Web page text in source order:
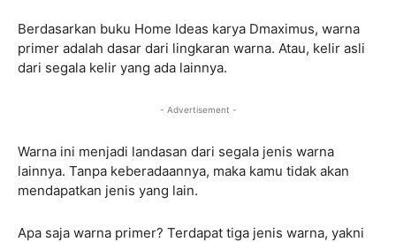
Berdasarkan buku Home Ideas karya Dmaximus, warna
primer adalah dasar dari lingkaran warna. Atau, kelir asli
dari segala kelir yang ada lainnya.
- Advertisement -
Warna ini menjadi landasan dari segala jenis warna
lainnya. Tanpa keberadaannya, maka kamu tidak akan
mendapatkan jenis yang lain.
Apa saja warna primer? Terdapat tiga jenis warna, yakni